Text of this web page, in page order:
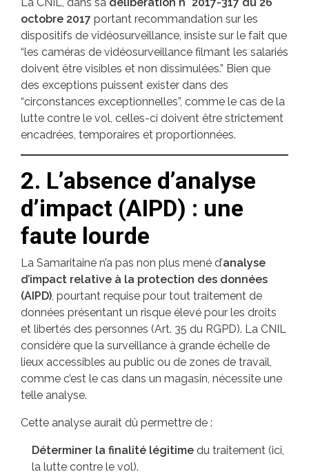
octobre 2017 portant recommandation sur les
dispositifs de vidéosurveillance, insiste sur le fait que
“les caméras de vidéosurveillance filmant les salariés
doivent être visibles et non dissimulées.” Bien que
des exceptions puissent exister dans des
“circonstances exceptionnelles”, comme le cas de la
lutte contre le vol, celles-ci doivent être strictement
encadrées, temporaires et proportionnées.
2. L’absence d’analyse
d’impact (AIPD) : une
faute lourde
La Samaritaine n’a pas non plus mené d’analyse
d’impact relative à la protection des données
(AIPD) , pourtant requise pour tout traitement de
données présentant un risque élevé pour les droits
et libertés des personnes (Art. 35 du RGPD). La CNIL
considère que la surveillance à grande échelle de
lieux accessibles au public ou de zones de travail,
comme c’est le cas dans un magasin, nécessite une
telle analyse.
Cette analyse aurait dû permettre de :
Déterminer la finalité légitime du traitement (ici,
la lutte contre le vol).